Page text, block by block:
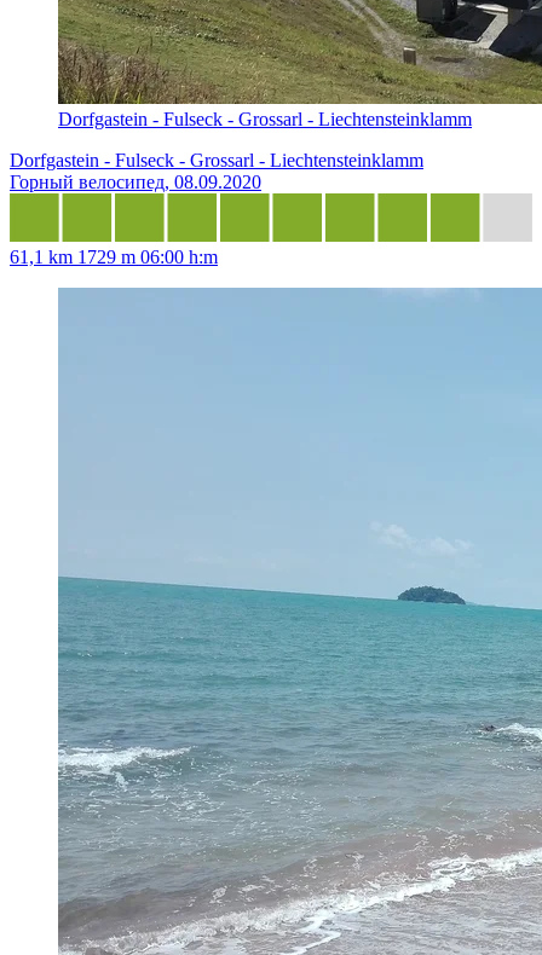
Dorfgastein - Fulseck - Grossarl - Liechtensteinklamm
Dorfgastein - Fulseck - Grossarl - Liechtensteinklamm
Горный велосипед, 08.09.2020
61,1 km 1729 m 06:00 h:m